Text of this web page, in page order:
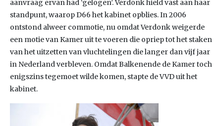
aanvraag ervan had ‘gelogen’. Verdonk hield vast aan haar
standpunt, waarop D66 het kabinet opblies. In 2006
ontstond alweer commotie, nu omdat Verdonk weigerde
een motie van Kamer uit te voeren die opriep tot het staken
van het uitzetten van vluchtelingen die langer dan vijf jaar
in Nederland verbleven. Omdat Balkenende de Kamer toch
enigszins tegemoet wilde komen, stapte de VVD uit het
kabinet.